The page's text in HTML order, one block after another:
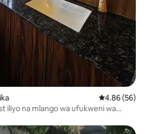
Ukadiriaji wa
4.86 (56)
iliyo na mlango wa ufukweni wa